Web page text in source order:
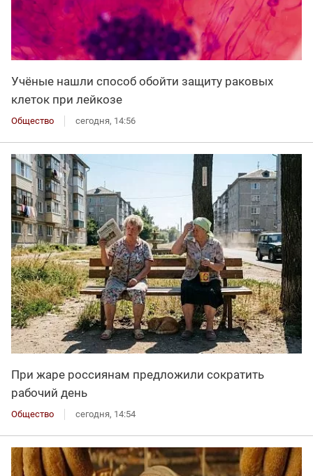
Учёные нашли способ обойти защиту раковых
клеток при лейкозе
Общество сегодня, 14:56
При жаре россиянам предложили сократить
рабочий день
Общество сегодня, 14:54